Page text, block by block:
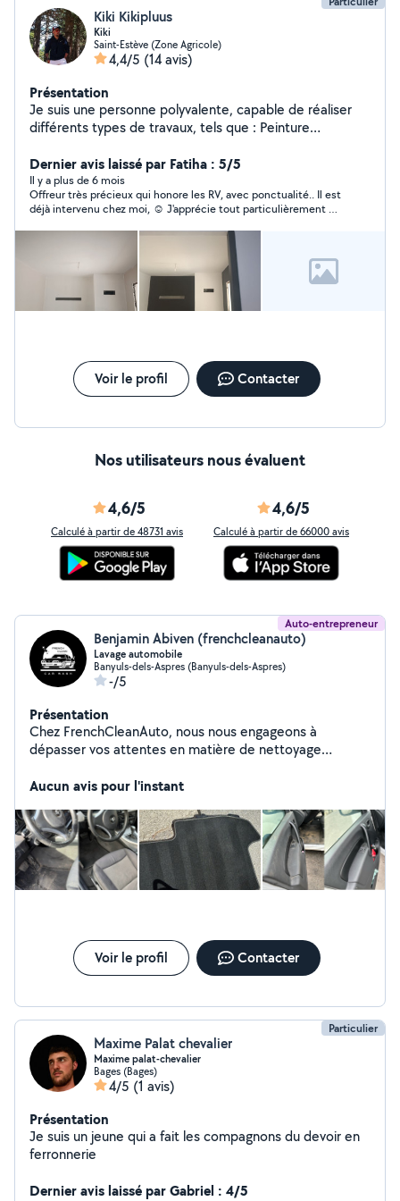
Kiki Kikipluus
Kiki
Saint-Estève (Zone Agricole)
4,4/5 (14 avis)
Présentation
Je suis une personne polyvalente, capable de réaliser
différents types de travaux, tels que : Peinture
tapisserie Aide et soutien à la conduite Travaux
d'entretien des espaces verts Changement de filtres
voiture Montage et installation d'étagères J'oublie
d'autres interventions que je suis capable de réaliser
N'hésitez pas à me contacter pour plus de
renseignements. Je suis quelqu'un de gentil, sérieux et
ponctuel, toujours prêt à rendre service avec le sourire.
Dernier avis laissé par Fatiha : 5/5
Il y a plus de 6 mois
Offreur très précieux qui honore les RV, avec ponctualité.. Il est
déjà intervenu chez moi, ☺️ J'apprécie tout particulièrement sa
beaucoup de patience et de recherche, de sa prestation. Je le
Voir le profil Contacter
Nos utilisateurs nous évaluent
4,6/5
Calculé à partir de 48731 avis
4,6/5
Calculé à partir de 66000 avis
Auto-entrepreneur
Benjamin Abiven (frenchcleanauto)
Lavage automobile
Banyuls-dels-Aspres (Banyuls-dels-Aspres)
-/5
Présentation
Chez FrenchCleanAuto, nous nous engageons à
dépasser vos attentes en matière de nettoyage
pour prendre soin de votre véhicule comme s'il était le
dans un intérieur impeccable ! Disponible par message !
Choisissez votre forfait : Sélectionnez parmi nos
différents forfaits de nettoyage automobile intérieur en
fonction de vos besoins et de la taille de votre véhicule.
Profitez du confort de votre domicile ou sur votre lieu
outils pour redonner à votre voiture son éclat d'origine.
Aucun avis pour l'instant
Voir le profil Contacter
Particulier
Maxime Palat chevalier
Maxime palat-chevalier
Bages (Bages)
4/5 (1 avis)
Présentation
Je suis un jeune qui a fait les compagnons du devoir en
ferronnerie
Dernier avis laissé par Gabriel : 4/5